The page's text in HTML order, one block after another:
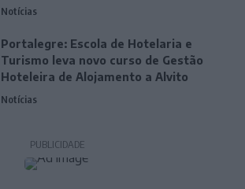
Notícias
Portalegre: Escola de Hotelaria e
Turismo leva novo curso de Gestão
Hoteleira de Alojamento a Alvito
Notícias
PUBLICIDADE